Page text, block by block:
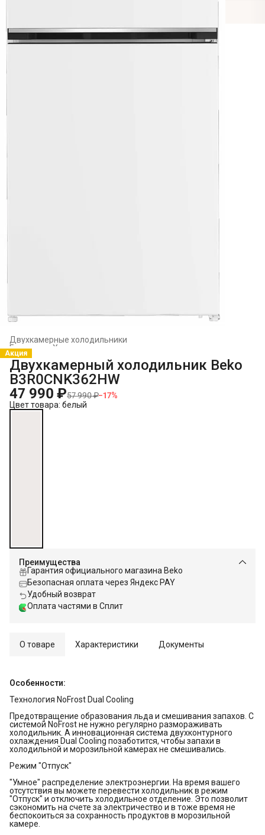
Двухкамерные холодильники
Холодильники и морозильники
Главная
Акция
Двухкамерный холодильник Beko
B3R0CNK362HW
47 990 ₽57 990 ₽−17%
Цвет товара: белый
Преимущества
Гарантия официального магазина Beko
Безопасная оплата через Яндекс PAY
Удобный возврат
Оплата частями в Сплит
О товаре Характеристики Документы
Особенности:
Технология NoFrost Dual Cooling
Предотвращение образования льда и смешивания запахов. С
системой NoFrost не нужно регулярно размораживать
холодильник. А инновационная система двухконтурного
охлаждения Dual Cooling позаботится, чтобы запахи в
холодильной и морозильной камерах не смешивались.
Режим "Отпуск"
"Умное" распределение электроэнергии. На время вашего
отсутствия вы можете перевести холодильник в режим
"Отпуск" и отключить холодильное отделение. Это позволит
сэкономить на счете за электричество и в тоже время не
беспокоиться за сохранность продуктов в морозильной
камере.